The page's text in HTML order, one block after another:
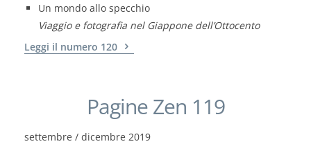
Un mondo allo specchio
Viaggio e fotografia nel Giappone dell’Ottocento
Leggi il numero 120
Pagine Zen 119
settembre / dicembre 2019